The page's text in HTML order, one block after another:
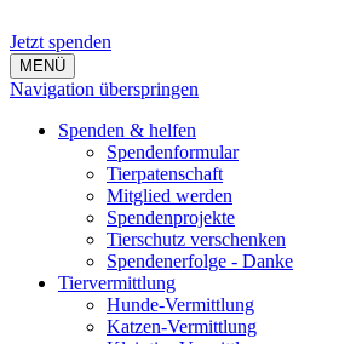
Jetzt spenden
MENÜ
Navigation überspringen
Spenden & helfen
Spendenformular
Tierpatenschaft
Mitglied werden
Spendenprojekte
Tierschutz verschenken
Spendenerfolge - Danke
Tiervermittlung
Hunde-Vermittlung
Katzen-Vermittlung